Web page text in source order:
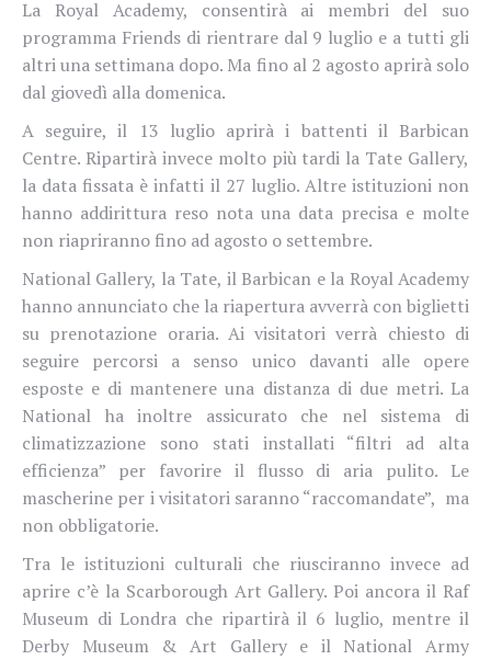
La Royal Academy, consentirà ai membri del suo
programma Friends di rientrare dal 9 luglio e a tutti gli
altri una settimana dopo. Ma fino al 2 agosto aprirà solo
dal giovedì alla domenica.
A seguire, il 13 luglio aprirà i battenti il Barbican
Centre. Ripartirà invece molto più tardi la Tate Gallery,
la data fissata è infatti il 27 luglio. Altre istituzioni non
hanno addirittura reso nota una data precisa e molte
non riapriranno fino ad agosto o settembre.
National Gallery, la Tate, il Barbican e la Royal Academy
hanno annunciato che la riapertura avverrà con biglietti
su prenotazione oraria. Ai visitatori verrà chiesto di
seguire percorsi a senso unico davanti alle opere
esposte e di mantenere una distanza di due metri. La
National ha inoltre assicurato che nel sistema di
climatizzazione sono stati installati “filtri ad alta
efficienza” per favorire il flusso di aria pulito. Le
mascherine per i visitatori saranno “raccomandate”, ma
non obbligatorie.
Tra le istituzioni culturali che riusciranno invece ad
aprire c’è la Scarborough Art Gallery. Poi ancora il Raf
Museum di Londra che ripartirà il 6 luglio, mentre il
Derby Museum & Art Gallery e il National Army